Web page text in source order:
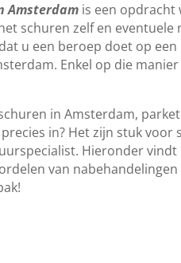
Amsterdam is een opdracht
schuren zelf en eventuele
u een beroep doet op
Enkel op die
in Amsterdam,
in? Het zijn stuk
Hieronder
van